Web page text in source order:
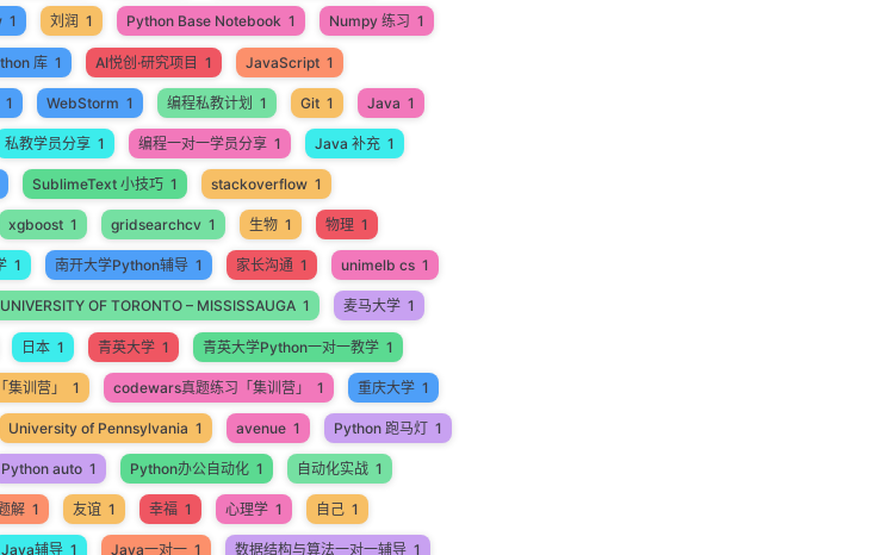
1 刘润 1 Python Base Notebook 1 Numpy 练习 1
库 1 AI悦创·研究项目 1 JavaScript 1
1 WebStorm 1 编程私教计划 1 Git 1 Java 1
私教学员分享 1 编程一对一学员分享 1 Java 补充 1
SublimeText 小技巧 1 stackoverflow 1
xgboost 1 gridsearchcv 1 生物 1 物理 1
1 南开大学Python辅导 1 家长沟通 1 unimelb cs 1
OF TORONTO – MISSISSAUGA 1 麦马大学 1
日本 1 青英大学 1 青英大学Python一对一教学 1
训营」 1 codewars真题练习「集训营」 1 重庆大学 1
University of Pennsylvania 1 avenue 1 Python 跑马灯 1
Python auto 1 Python办公自动化 1 自动化实战 1
解 1 友谊 1 幸福 1 心理学 1 自己 1
Java辅导 1 Java一对一 1 数据结构与算法一对一辅导 1